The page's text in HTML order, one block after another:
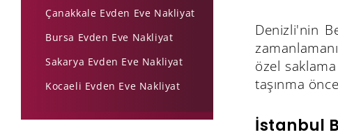
Denizli'nin
özel
taşınma
İstanbul
Çanakkale Evden Eve Nakliyat
Bursa Evden Eve Nakliyat
Sakarya Evden Eve Nakliyat
Kocaeli Evden Eve Nakliyat